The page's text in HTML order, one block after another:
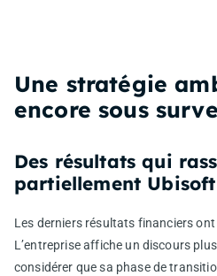
Une stratégie
encore sous
Des résultats qui
partiellement Ubisoft
Les derniers résultats financiers
L’entreprise affiche un discours
considérer que sa phase de